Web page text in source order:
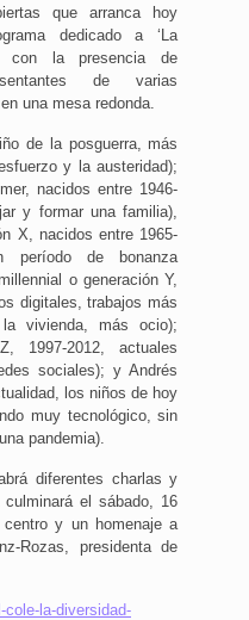
que arranca hoy
dedicado a ‘La
con la presencia de
de varias
una mesa redonda.
de la posguerra, más
y la austeridad);
nacidos entre 1946-
y formar una familia),
X, nacidos entre 1965-
período de bonanza
o generación Y,
digitales, trabajos más
vivienda, más ocio);
1997-2012, actuales
sociales); y Andrés
los niños de hoy
muy tecnológico, sin
pandemia).
diferentes charlas y
el sábado, 16
y un homenaje a
Rozas, presidenta de
la-diversidad-